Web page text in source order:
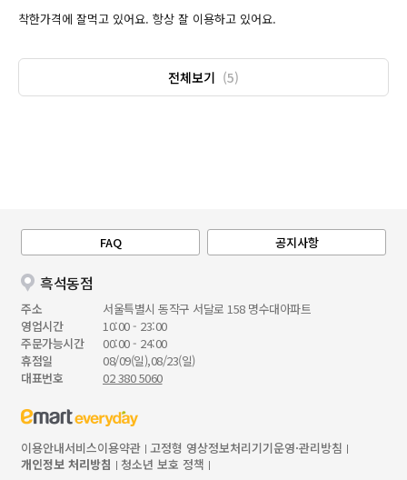
착한가격에 잘먹고 있어요. 항상 잘 이용하고 있어요.
전체보기 (5)
FAQ 공지사항
흑석동점
주소
서울특별시 동작구 서달로 158 명수대아파트
영업시간
10:00 - 23:00
주문가능시간
00:00 - 24:00
휴점일
08/09(일),08/23(일)
대표번호
02 380 5060
이용안내서비스이용약관 고정형 영상정보처리기기운영·관리방침
개인정보 처리방침
청소년 보호 정책